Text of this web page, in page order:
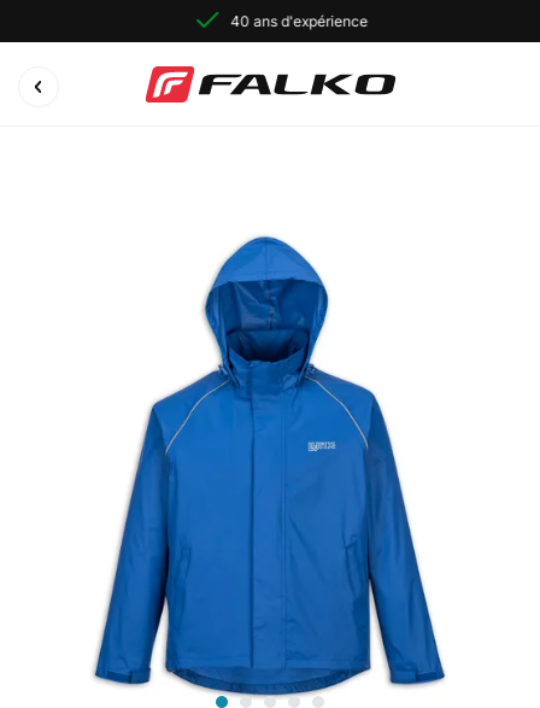
40 ans d'expérience